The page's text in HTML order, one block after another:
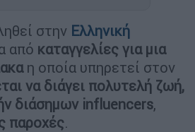
στην Ελληνική
από καταγγελίες για μια
η οποία υπηρετεί στον
να διάγει πολυτελή ζωή,
διάσημων influencers,
παροχές.